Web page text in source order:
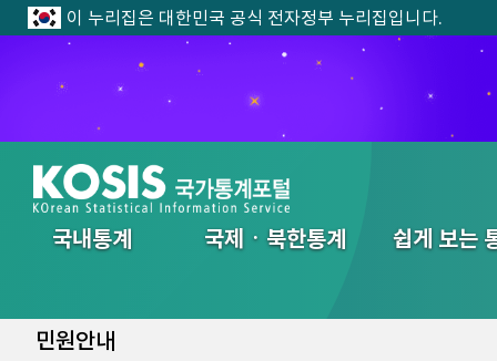
이 누리집은 대한민국 공식 전자정부 누리집입니다.
국내통계 국제ㆍ북한통계 쉽게 보는
민원안내